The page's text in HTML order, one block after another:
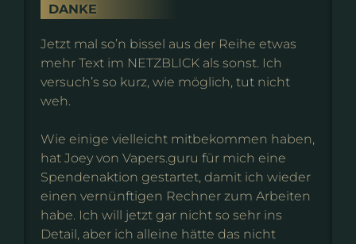
DANKE
Jetzt mal so’n bissel aus der Reihe etwas
mehr Text im NETZBLICK als sonst. Ich
versuch’s so kurz, wie möglich, tut nicht
weh.
Wie einige vielleicht mitbekommen haben,
hat Joey von Vapers.guru für mich eine
Spendenaktion gestartet, damit ich wieder
einen vernünftigen Rechner zum Arbeiten
habe. Ich will jetzt gar nicht so sehr ins
Detail, aber ich alleine hätte das nicht